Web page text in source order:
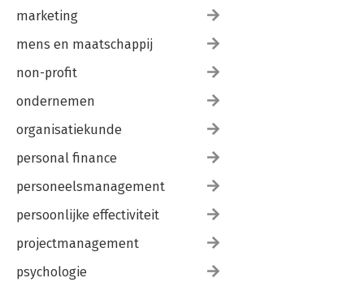
marketing
mens en maatschappij
non-profit
ondernemen
organisatiekunde
personal finance
personeelsmanagement
persoonlijke effectiviteit
projectmanagement
psychologie